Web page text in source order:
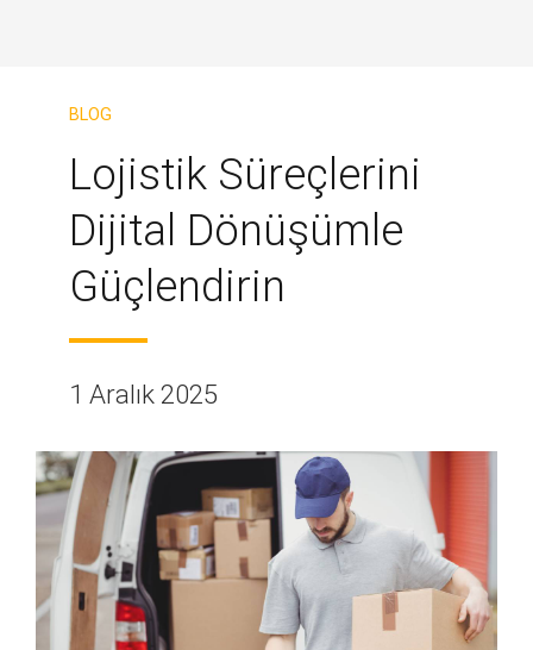
BLOG
Lojistik Süreçlerini
Dijital Dönüşümle
Güçlendirin
1 Aralık 2025